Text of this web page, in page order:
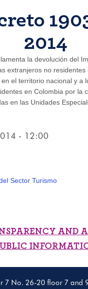
2014
la devolución del
extranjeros no residentes
el territorio nacional y a
en Colombia por la
en las Unidades
- 12:00
Sector Turismo
AND
7 No. 26-20 floor 7 and